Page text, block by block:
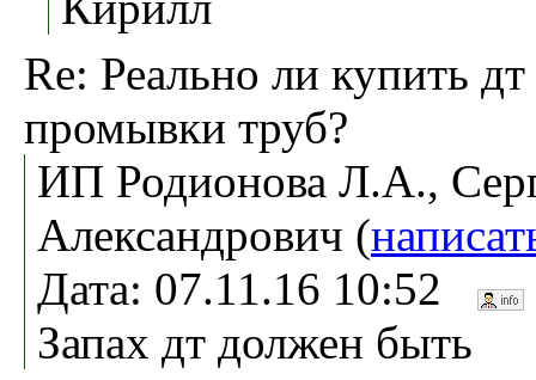
Re: Реально ли купить
промывки труб?
ИП Родионова Л.А.,
Александрович (
Дата: 07.11.16 10:52
Запах дт должен быть